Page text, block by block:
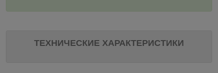
ТЕХНИЧЕСКИЕ ХАРАКТЕРИСТИКИ